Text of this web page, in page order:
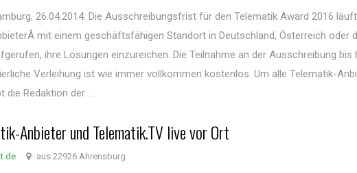
26.04.2014. Die Ausschreibungsfrist für den Telematik Award 2016
mit einem geschäftsfähigen Standort in Deutschland, Österreich oder
ihre Lösungen einzureichen. Die Teilnahme an der Ausschreibung
Verleihung ist wie immer vollkommen kostenlos. Um alle Telematik-
die Redaktion der ...
Anbieter und Telematik.TV live vor Ort
aus 22926 Ahrensburg